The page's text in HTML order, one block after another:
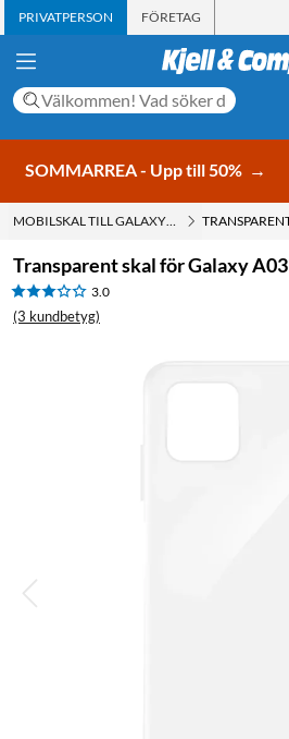
PRIVATPERSON FÖRETAG
SOMMARREA - Upp till 50% →
MOBILSKAL TILL GALAXY A03
Transparent skal för Galaxy A03
3.0
(3 kundbetyg)